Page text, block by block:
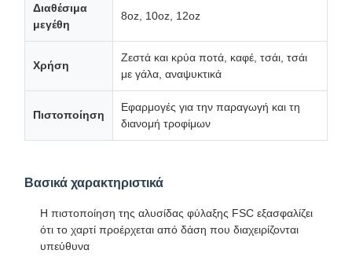
Διαθέσιμα
μεγέθη
8oz, 10oz, 12oz
Χρήση
Ζεστά και κρύα ποτά, καφέ, τσάι, τσάι
με γάλα, αναψυκτικά
Πιστοποίηση
Εφαρμογές για την παραγωγή και τη
διανομή τροφίμων
Βασικά χαρακτηριστικά
Η πιστοποίηση της αλυσίδας φύλαξης FSC εξασφαλίζει
ότι το χαρτί προέρχεται από δάση που διαχειρίζονται
υπεύθυνα